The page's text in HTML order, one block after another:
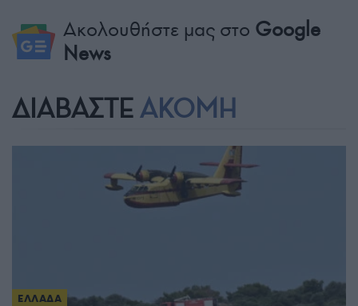
Ακολουθήστε μας στο Google
News
ΔΙΑΒΑΣΤΕ ΑΚΟΜΗ
ΕΛΛΑΔΑ